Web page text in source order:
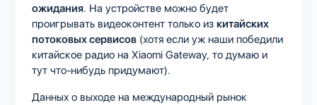
ожидания. На устройстве можно будет
проигрывать видеоконтент только из китайских
потоковых сервисов (хотя если уж наши победили
китайское радио на Xiaomi Gateway, то думаю и
тут что-нибудь придумают).
Данных о выходе на международный рынок